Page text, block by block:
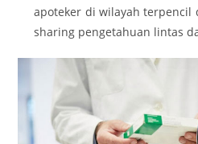
apoteker di wilayah terpencil
sharing pengetahuan lintas